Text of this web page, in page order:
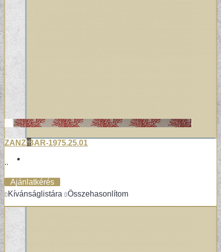
+
LAMINÁLT PADLÓ
ZANZIBAR-1975.25.01
..
Ajánlatkérés
Kívánságlistára
Összehasonlítom